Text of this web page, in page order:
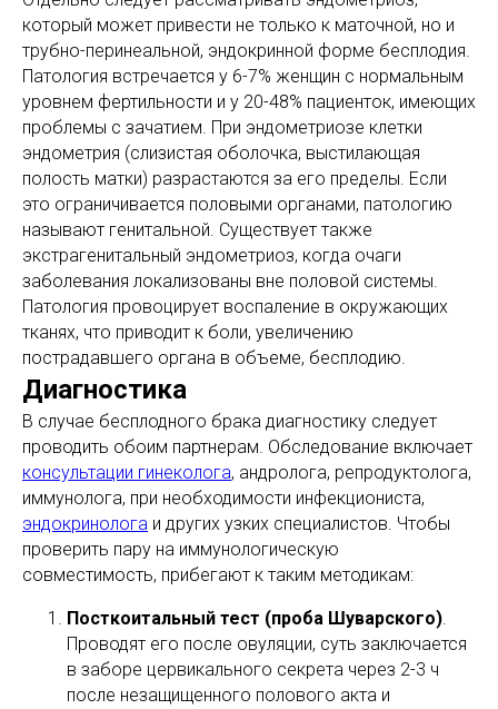
который может привести не только к маточной, но и
трубно-перинеальной, эндокринной форме бесплодия.
Патология встречается у 6-7% женщин с нормальным
уровнем фертильности и у 20-48% пациенток, имеющих
проблемы с зачатием. При эндометриозе клетки
эндометрия (слизистая оболочка, выстилающая
полость матки) разрастаются за его пределы. Если
это ограничивается половыми органами, патологию
называют генитальной. Существует также
экстрагенитальный эндометриоз, когда очаги
заболевания локализованы вне половой системы.
Патология провоцирует воспаление в окружающих
тканях, что приводит к боли, увеличению
пострадавшего органа в объеме, бесплодию.
Диагностика
В случае бесплодного брака диагностику следует
проводить обоим партнерам. Обследование включает
консультации гинеколога, андролога, репродуктолога,
иммунолога, при необходимости инфекциониста,
эндокринолога и других узких специалистов. Чтобы
проверить пару на иммунологическую
совместимость, прибегают к таким методикам:
Посткоитальный тест (проба Шуварского).
Проводят его после овуляции, суть заключается
в заборе цервикального секрета через 2-3 ч
после незащищенного полового акта и